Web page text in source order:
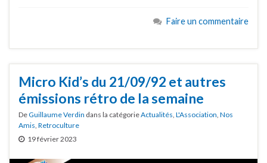
Faire un commentaire
Micro Kid’s du 21/09/92 et autres
émissions rétro de la semaine
DeGuillaume Verdin dans la catégorieActualités L'Association Nos
Amis Retroculture
19 février 2023